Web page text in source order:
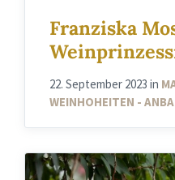
Franziska
22. September 2023 in
WEINHOHEITEN -